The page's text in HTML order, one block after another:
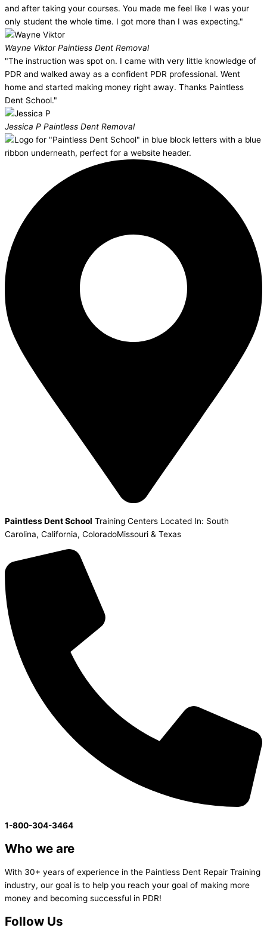
and after taking your courses. You made me feel like I was your
only student the whole time. I got more than I was expecting."
Wayne ViktorPaintless Dent Removal
"The instruction was spot on. I came with very little knowledge of
PDR and walked away as a confident PDR professional. Went
home and started making money right away. Thanks Paintless
Dent School."
Jessica P Paintless Dent Removal
Paintless Dent School Training Centers Located In: South
Carolina, California, ColoradoMissouri & Texas
1-800-304-3464
Who we are
With 30+ years of experience in the Paintless Dent Repair Training
industry, our goal is to help you reach your goal of making more
money and becoming successful in PDR!
Follow Us